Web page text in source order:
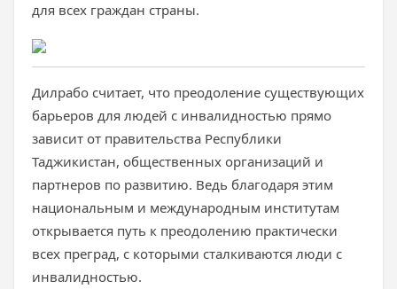
для всех граждан страны.
Дилрабо считает, что преодоление существующих
барьеров для людей с инвалидностью прямо
зависит от правительства Республики
Таджикистан, общественных организаций и
партнеров по развитию. Ведь благодаря этим
национальным и международным институтам
открывается путь к преодолению практически
всех преград, с которыми сталкиваются люди с
инвалидностью.